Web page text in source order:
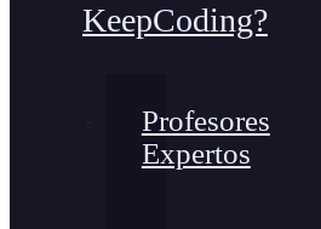
KeepCoding?
Profesores
Expertos